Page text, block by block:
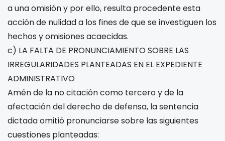
a una omisión y por ello, resulta procedente esta
acción de nulidad a los fines de que se investiguen los
hechos y omisiones acaecidas.
c) LA FALTA DE PRONUNCIAMIENTO SOBRE LAS
IRREGULARIDADES PLANTEADAS EN EL EXPEDIENTE
ADMINISTRATIVO
Amén de la no citación como tercero y de la
afectación del derecho de defensa, la sentencia
dictada omitió pronunciarse sobre las siguientes
cuestiones planteadas: